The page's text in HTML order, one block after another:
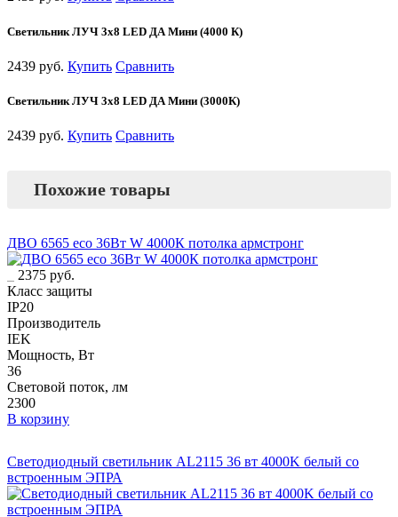
Светильник ЛУЧ 3х8 LED ДА Мини (4000 К)
2439 руб. Купить Сравнить
Светильник ЛУЧ 3х8 LED ДА Мини (3000К)
2439 руб. Купить Сравнить
Похожие товары
ДВО 6565 eco 36Вт W 4000К потолка армстронг
2375 руб.
Класс защиты
IP20
Производитель
IEK
Мощность, Вт
36
Световой поток, лм
2300
В корзину
Светодиодный светильник AL2115 36 вт 4000K белый со
встроенным ЭПРА